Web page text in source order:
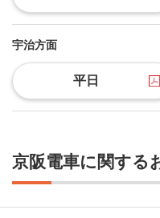
宇治方面
平日
京阪電車に関する